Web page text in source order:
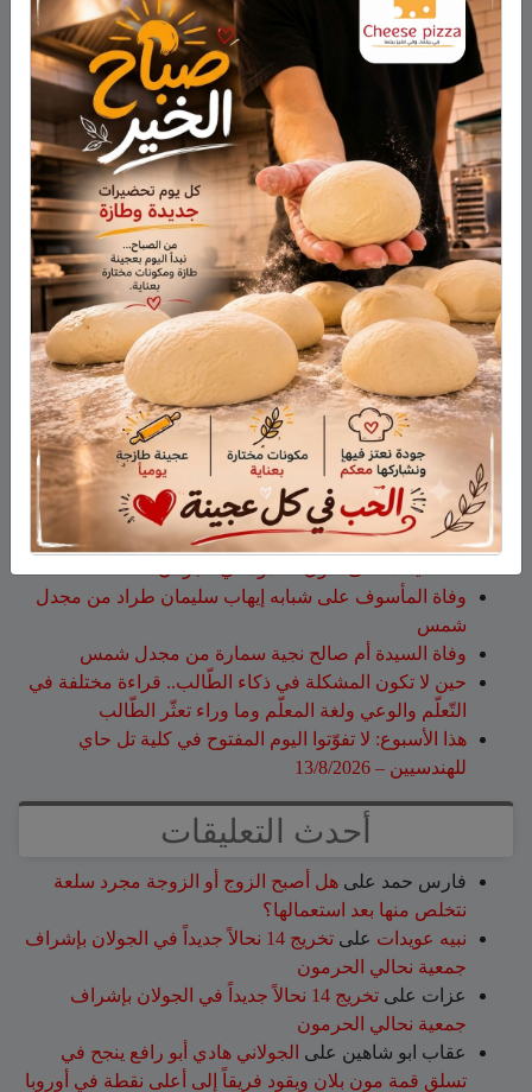
في تركيا.
وبعد اشتباكات مع الجيش السوري الحر
المدعوم من تركيا غربي منبج الأسبوع
الماضي أعلن المجلس عقد اتفاق مع روسيا
لتسليم القرى على الخط الأمامي مع القوات
التركية إلى النظام السوري.
نشر في اخبار عالمية
ابحث
أحدث المقالات
الجيش الإسرائيلي يعلن استكمال نحو 80% من حفر
وفاة المأسوف على شبابه إيهاب سليمان طراد من مجدل
شمس
وفاة السيدة أم صالح نجية سمارة من مجدل شمس
حين لا تكون المشكلة في ذكاء الطّالب.. قراءة مختلفة في
التّعلّم والوعي ولغة المعلّم وما وراء تعثّر الطّالب
هذا الأسبوع: لا تفوّتوا اليوم المفتوح في كلية تل حاي
للهندسيين – 13/8/2026
أحدث التعليقات
فارس حمد على هل أصبح الزوج أو الزوجة مجرد سلعة
نتخلص منها بعد استعمالها؟
نبيه عويدات على
تخريج 14 نحالاً جديداً في الجولان بإشراف
جمعية نحالي الحرمون
عزات على
تخريج 14 نحالاً جديداً في الجولان بإشراف
جمعية نحالي الحرمون
عقاب ابو شاهين على الجولاني هادي أبو رافع ينجح في
تسلق قمة مون بلان ويقود فريقاً إلى أعلى نقطة في أوروبا